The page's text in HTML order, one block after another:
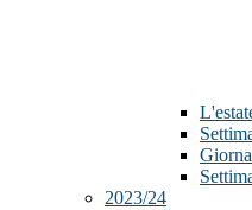
2023/24